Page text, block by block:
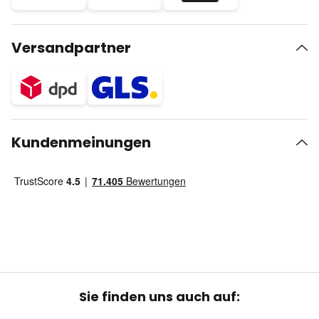
Versandpartner
Kundenmeinungen
Sie finden uns auch auf: